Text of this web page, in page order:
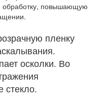
обработку, повышающую
пленку
осколки. Во
стекло.